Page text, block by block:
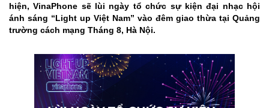
hiện, VinaPhone sẽ lùi ngày tổ chức sự kiện đại nhạc hội
ánh sáng “Light up Việt Nam” vào đêm giao thừa tại Quảng
trường cách mạng Tháng 8, Hà Nội.